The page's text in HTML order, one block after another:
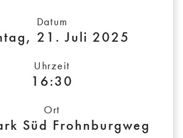
Datum
21. Juli 2025
Uhrzeit
16:30
Ort
Süd Frohnburgweg